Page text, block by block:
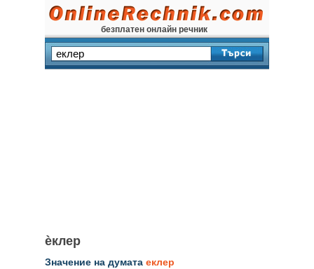
безплатен онлайн речник
ѐклер
Значение на думата еклер